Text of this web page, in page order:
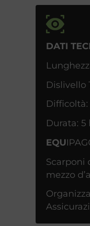
DATI
Dislivello
Difficoltà:
Durata: 5
EQU
Scarponi
mezzo